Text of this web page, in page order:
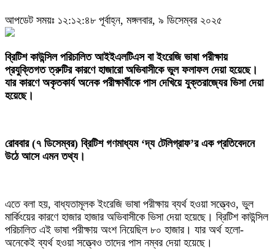
আপডেট সময়ঃ ১২:১২:৪৮ পূর্বাহ্ন, মঙ্গলবার, ৯ ডিসেম্বর ২০২৫
‎ব্রিটিশ কাউন্সিল পরিচালিত আইইএলটিএস বা ইংরেজি ভাষা পরীক্ষায়
প্রযুক্তিগত ত্রুটির কারণে হাজারো অভিবাসীকে ভুল ফলাফল দেয়া হয়েছে।
যার কারণে অকৃতকার্য অনেক পরীক্ষার্থীকে পাস দেখিয়ে যুক্তরাজ্যের ভিসা দেয়া
হয়েছে।
‎রোববার (৭ ডিসেম্বর) ব্রিটিশ গণমাধ্যম ‘দ্য টেলিগ্রাফ’র এক প্রতিবেদনে
উঠে আসে এমন তথ্য।
‎এতে বলা হয়, বাধ্যতামূলক ইংরেজি ভাষা পরীক্ষায় ব্যর্থ হওয়া সত্ত্বেও, ভুল
মার্কিংয়ের কারণে হাজার হাজার অভিবাসীকে ভিসা দেয়া হয়েছে। ব্রিটিশ কাউন্সিল
পরিচালিত এই ভাষা পরীক্ষায় অংশ নিয়েছিল ৮০ হাজার। যার অর্থ হলো-
অনেকেই ব্যর্থ হওয়া সত্ত্বেও তাদের পাস নম্বর দেয়া হয়েছে।